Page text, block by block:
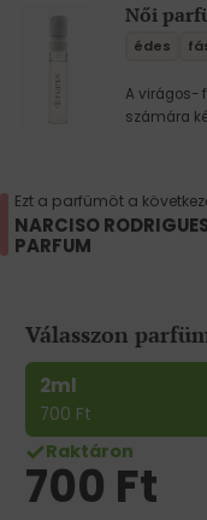
Női
édes
A virágos-
számára
Ezt a parfümöt a
NARCISO
PARFUM
Válasszon
2ml
700 Ft
Raktáron
700 Ft